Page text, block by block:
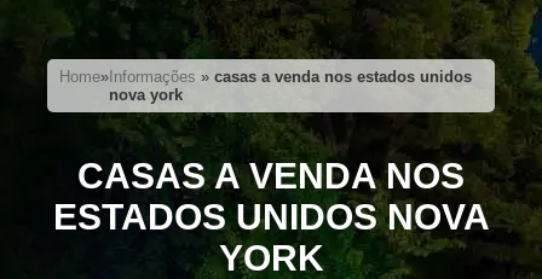
Home» Informações »casas a venda nos estados unidos
nova york
CASAS A VENDA NOS
ESTADOS UNIDOS NOVA
YORK